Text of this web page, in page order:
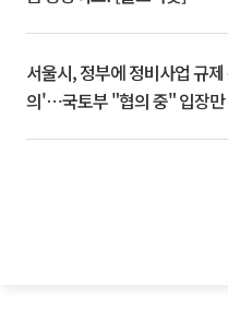
서울시, 정부에 정비사업 규
의'⋯국토부 "협의 중" 입장